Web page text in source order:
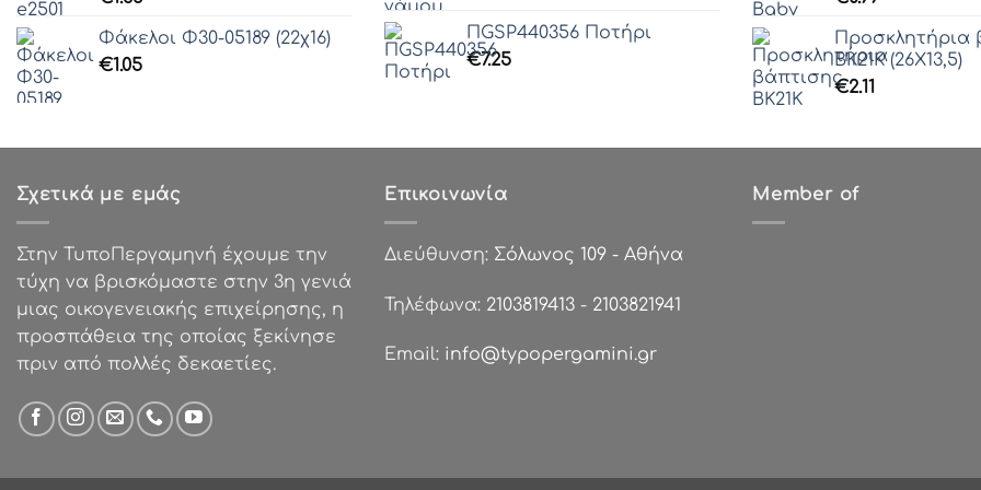
Γραμματοσειρά 40
Γραμματοσειρά 41
Γραμματοσειρά 42
Γραμματοσειρά 43
Γραμματοσειρά 47
Γραμματοσειρά 48
Γραμματοσειρά 49
Γραμματοσειρά 50
Γραμματοσειρά 51
Γραμματοσειρά 52
Γραμματοσειρά 53
Γραμματοσειρά 55
Γραμματοσειρά 56
Φάκελοι Φ30-05189 (22χ16)
€1.05
ΠGSP440356 Ποτήρι
€7.25
Προσκλητήρια
ΒΚ21Κ (26Χ13,5)
€2.11
Σχετικά με εμάς
Στην ΤυποΠεργαμηνή έχουμε την
τύχη να βρισκόμαστε στην 3η γενιά
μιας οικογενειακής επιχείρησης, η
προσπάθεια της οποίας ξεκίνησε
πριν από πολλές δεκαετίες.
Επικοινωνία
Διεύθυνση: Σόλωνος 109 - Αθήνα
Τηλέφωνα: 2103819413 - 2103821941
Email: info@typopergamini.gr
Member of